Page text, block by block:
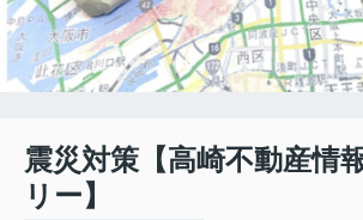
震災対策【高崎不動産情
リー】